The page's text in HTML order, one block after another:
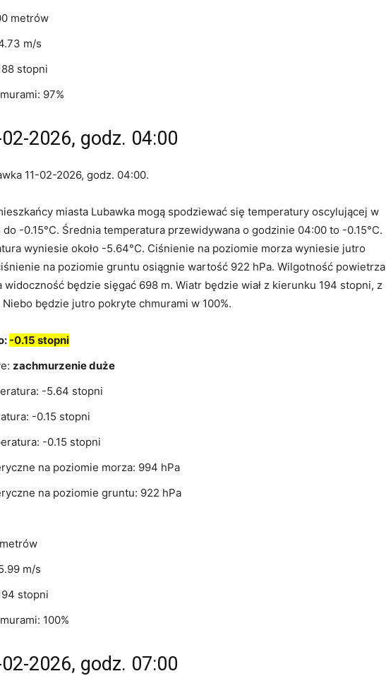
metrów
m/s
stopni
97%
2026, godz. 04:00
11-02-2026, godz. 04:00.
miasta Lubawka mogą spodziewać się temperatury oscylującej w
do -0.15°C. Średnia temperatura przewidywana o godzinie 04:00 to -0.15°C.
wyniesie około -5.64°C. Ciśnienie na poziomie morza wyniesie jutro
na poziomie gruntu osiągnie wartość 922 hPa. Wilgotność powietrza
widoczność będzie sięgać 698 m. Wiatr będzie wiał z kierunku 194 stopni, z
będzie jutro pokryte chmurami w 100%.
-0.15 stopni
zachmurzenie duże
-5.64 stopni
-0.15 stopni
-0.15 stopni
na poziomie morza: 994 hPa
na poziomie gruntu: 922 hPa
m/s
stopni
100%
2026, godz. 07:00